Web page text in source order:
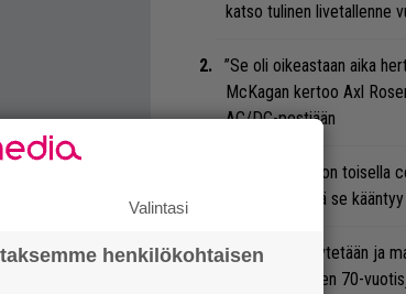
katso tulinen livetallenne
”Se oli oikeastaan aika
McKagan kertoo Axl
AC/DC-pestiään
Arvio: Saimaa on toisella
suvereeni, että se
Työläisiä kyykytetään ja
Tumppi Varosen 70-
Valintasi
henkilökohtaisen